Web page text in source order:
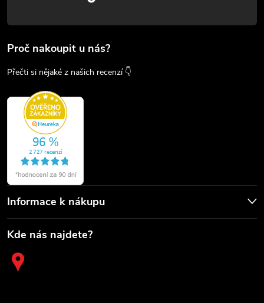
Proč nakoupit u nás?
Přečti si nějaké z našich recenzí 👇
Informace k nákupu
Kde nás najdete?